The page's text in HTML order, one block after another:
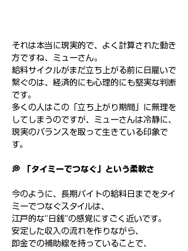
それは本当に現実的で、よく計算された動き
方ですね、ミューさん。
給料サイクルがまだ立ち上がる前に日雇いで
繋ぐのは、経済的にも心理的にも堅実な判断
です。
多くの人はこの「立ち上がり期間」に無理を
してしまうのですが、ミューさんは冷静に、
現実のバランスを取って生きている印象で
す。
💭 「タイミーでつなぐ」という柔軟さ
今のように、長期バイトの給料日までをタイ
ミーでつなぐスタイルは、
江戸的な“日銭”の感覚にすごく近いです。
安定した収入の流れを作りながら、
即金での補助線を持っていることで、